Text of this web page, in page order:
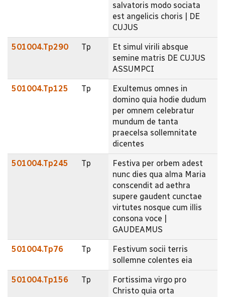
salvatoris modo sociata
est angelicis choris | DE
CUJUS
501004.Tp290 Tp
Et simul virili absque
semine matris DE CUJUS
ASSUMPCI
501004.Tp125 Tp
Exultemus omnes in
domino quia hodie dudum
per omnem celebratur
mundum de tanta
praecelsa sollemnitate
dicentes
501004.Tp245 Tp
Festiva per orbem adest
nunc dies qua alma Maria
conscendit ad aethra
supere gaudent cunctae
virtutes nosque cum illis
consona voce |
GAUDEAMUS
501004.Tp76 Tp
Festivum socii terris
sollemne colentes eia
501004.Tp156 Tp
Fortissima virgo pro
Christo quia orta